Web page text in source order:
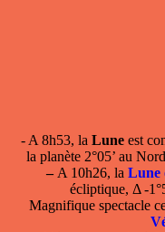
- A 8h53, la Lune est
la planète 2°05’ au
–A 10h26, la Lune
écliptique, Δ -
Magnifique spectacle